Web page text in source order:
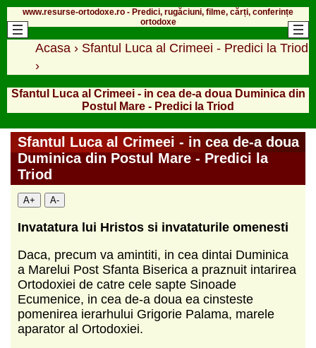
www.resurse-ortodoxe.ro - Predici, rugăciuni, filme, cărți, conferințe
ortodoxe
Acasa › Sfantul Luca al Crimeei - Predici la Triod
›
Sfantul Luca al Crimeei - in cea de-a doua Duminica din
Postul Mare - Predici la Triod
Sfantul Luca al Crimeei - in cea de-a doua
Duminica din Postul Mare - Predici la
Triod
A+ A-
Invatatura lui Hristos si invataturile omenesti
Daca, precum va amintiti, in cea dintai Duminica
a Marelui Post Sfanta Biserica a praznuit intarirea
Ortodoxiei de catre cele sapte Sinoade
Ecumenice, in cea de-a doua ea cinsteste
pomenirea ierarhului Grigorie Palama, marele
aparator al Ortodoxiei.